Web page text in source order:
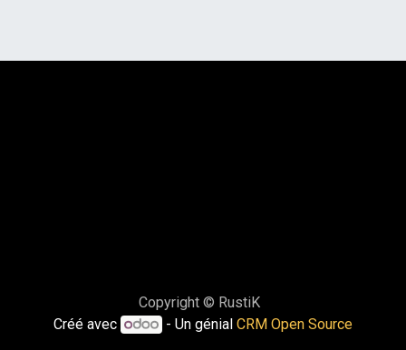
Copyright © RustiK
Créé avec
- Un génialCRM Open Source